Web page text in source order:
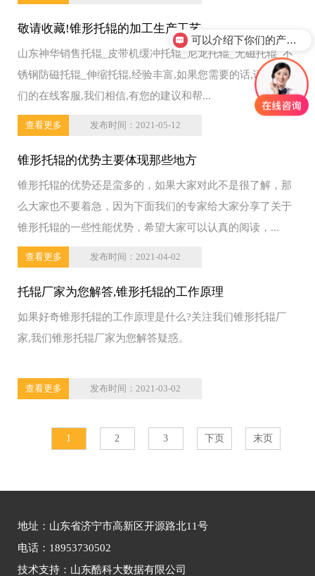
敬请收藏!锥形托辊的加工生产工艺
山东神华销售托辊_皮带机缓冲托辊_尼龙托辊_无磁托辊_不
锈钢防磁托辊_伸缩托辊,经验丰富,如果您需要的话,请联系我
们的在线客服,我们相信,有您的建议和帮...
查看更多 发布时间：2021-05-12
锥形托辊的优势主要体现那些地方
锥形托辊的优势还是蛮多的，如果大家对此不是很了解，那
么大家也不要着急，因为下面我们的专家给大家分享了关于
锥形托辊的一些性能优势，希望大家可以认真的阅读，...
查看更多 发布时间：2021-04-02
托辊厂家为您解答,锥形托辊的工作原理
如果好奇锥形托辊的工作原理是什么?关注我们锥形托辊厂
家,我们锥形托辊厂家为您解答疑惑。
查看更多 发布时间：2021-03-02
1 2 3 下页 末页
地址：山东省济宁市高新区开源路北11号
电话：18953730502
技术支持：山东酷科大数据有限公司
可以介绍下你们的产品么？